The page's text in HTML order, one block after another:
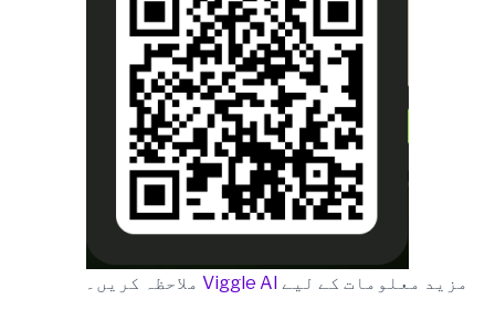
مزید معلومات کے لیے Viggle AI ملاحظہ کریں۔